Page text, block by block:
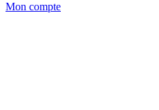
Mon compte